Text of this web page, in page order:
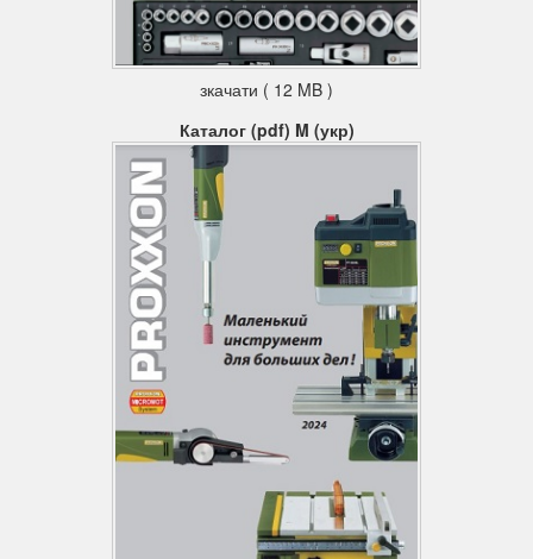
зкачати ( 12 MB )
Каталог (pdf) M (укр)